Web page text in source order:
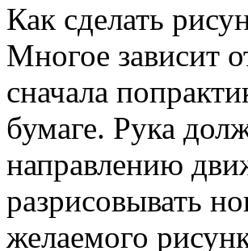
Как сделать
Многое зависит
сначала
бумаге. Рука
направлению
разрисовывать
желаемого